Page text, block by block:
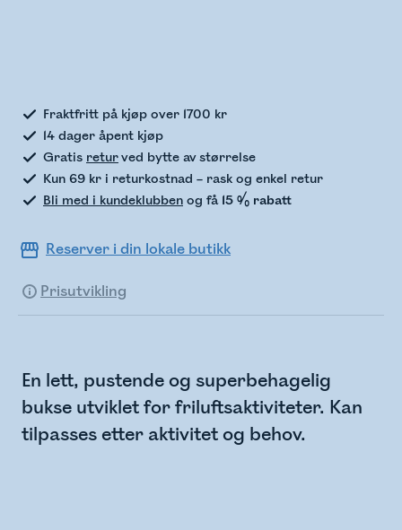
Fraktfritt på kjøp over 1700 kr
14 dager åpent kjøp
Gratis returved bytte av størrelse
Kun 69 kr i returkostnad – rask og enkel retur
Bli med i kundeklubben og få 15 % rabatt
Reserver i din lokale butikk
Prisutvikling
En lett, pustende og superbehagelig
bukse utviklet for friluftsaktiviteter. Kan
tilpasses etter aktivitet og behov.